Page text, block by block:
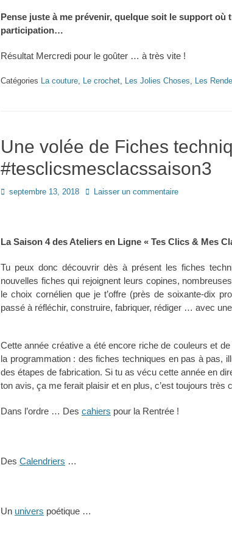
Pense juste à me prévenir, quelque soit le support
participation…
Résultat Mercredi pour le goûter … à très vite !
Catégories La couture, Le crochet, Les Jolies Choses, Les
Une volée de Fiches
#tesclicsmesclacssaison3
Posted
septembre 13, 2018 Laisser un commentaire
La Saison 4 des Ateliers en Ligne « Tes Clics & Mes
Tu peux donc découvrir dès à présent les fiches
nouvelles fiches qui rejoignent leurs copines,
le choix cornélien que je t’offre (près de soixante-dix
passé à réfléchir, construire, fabriquer, rédiger … avec
Cette année créative a été encore riche de couleurs et
la programmation : des fiches techniques en pas à pas,
des étapes de fabrication. Si tu as vécu cette année en
ton avis, ça me ferait plaisir et en plus, c’est toujours très
Dans l’ordre … Des cahiers pour la Rentrée !
Des Calendriers …
Un univers poétique …